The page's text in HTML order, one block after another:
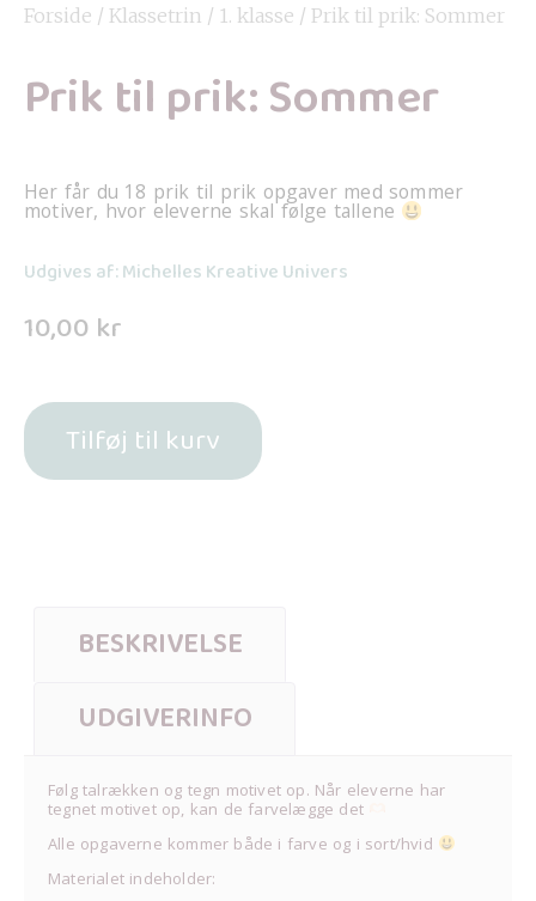
Forside / Klassetrin / 1. klasse / Prik til prik: Sommer
Prik til prik: Sommer
Her får du 18 prik til prik opgaver med sommer
motiver, hvor eleverne skal følge tallene
Udgives af: Michelles Kreative Univers
10,00 kr
Tilføj til kurv
BESKRIVELSE
UDGIVERINFO
Følg talrækken og tegn motivet op. Når eleverne har
tegnet motivet op, kan de farvelægge det
Alle opgaverne kommer både i farve og i sort/hvid
Materialet indeholder: